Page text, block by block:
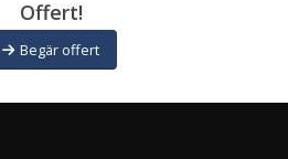
Offert!
Begär offert